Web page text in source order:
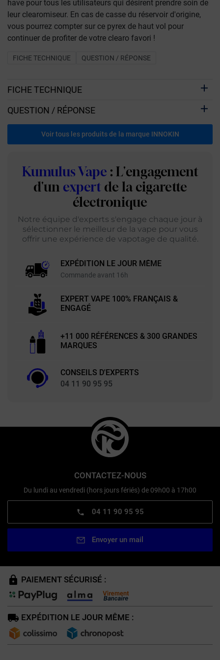
have pour tous les utilisateurs qui désirent prendre soin de
leur clearomiseur. En cas de casse du réservoir d'origine,
vous pourrez compter sur ce pyrex de haut vol pour
continuer de profiter de votre clearo favori !
FICHE TECHNIQUE QUESTION / RÉPONSE
FICHE TECHNIQUE
QUESTION / RÉPONSE
Voir tous les produits de la marque INNOKIN
Kumulus Vape : L'engagement
d'un expert de la cigarette
électronique
Notre équipe d'experts s'engage chaque jour à
sélectionner le meilleur de la vape pour vous
offrir une expérience de vapotage de qualité.
EXPÉDITION LE JOUR MÊME
Commande avant 16h
EXPERT VAPE 100% FRANÇAIS &
ENGAGÉ
+11 000 RÉFÉRENCES & 300 GRANDES
MARQUES
CONSEILS D'EXPERTS
04 11 90 95 95
CONTACTEZ-NOUS
Du lundi au vendredi (hors jours fériés) de 09h00 à 17h00
04 11 90 95 95
Envoyer un mail
PAIEMENT SÉCURISÉ :
EXPÉDITION LE JOUR MÊME :